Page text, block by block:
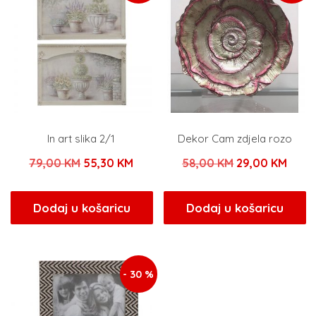
In art slika 2/1
79,00KM Izvorna
bila
je:
55,30 KM Trenutna
55,30 KM.
Dodaj u košaricu
Dekor Cam zdjela rozo
58,00KM Izvorna
bila
je:
29,00 KM
Dodaj u košaricu
- 30 %